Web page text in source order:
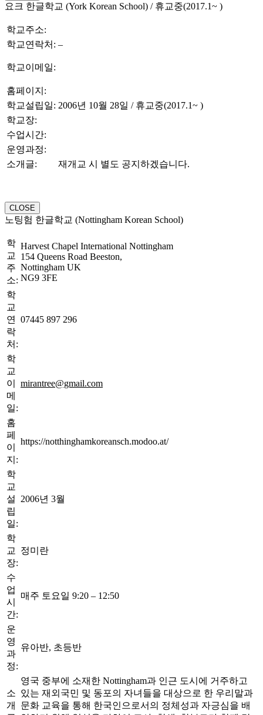
요크 한글학교 (York Korean School) / 휴교중(2017.1~ )
학교주소:
학교연락처: –
학교이메일:
홈페이지:
학교설립일: 2006년 10월 28일 / 휴교중(2017.1~ )
학교장:
수업시간:
운영과정:
소개글:
재개교 시 별도 공지하겠습니다.
CLOSE
노팅험 한글학교 (Nottingham Korean School)
학
교
주
소:
Harvest Chapel International Nottingham
154 Queens Road Beeston,
Nottingham UK
NG9 3FE
학
교
연
락
처:
07445 897 296
학
교
이
메
일:
mirantree@gmail.com
홈
페
이
지:
https://notthinghamkoreansch.modoo.at/
학
교
설
립
일:
2006년 3월
학
교
장:
정미란
수
업
시
간:
매주 토요일 9:20 – 12:50
운
영
과
정:
유아반, 초등반
소
개
영국 중부에 소재한 Nottingham과 인근 도시에 거주하고
있는 재외국민 및 동포의 자녀들을 대상으로 한 우리말과
문화 교육을 통해 한국인으로서의 정체성과 자긍심을 배